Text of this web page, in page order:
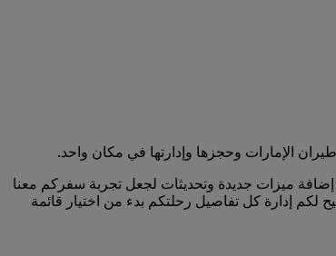
الإمارات وحجزها وإدارتها في مكان واحد.
إضافة ميزات جديدة وتحديثات لجعل تجربة سفركم معنا
لكم إدارة كل تفاصيل رحلتكم بدء من اختيار قائمة